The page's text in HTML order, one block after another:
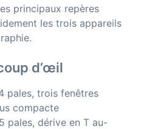
principaux repères
les trois appareils
d’œil
pales, trois fenêtres
compacte
pales, dérive en T au-